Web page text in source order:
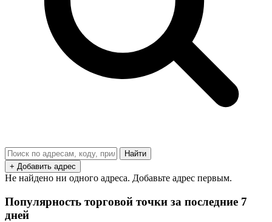
Найти
+ Добавить адрес
Не найдено ни одного адреса. Добавьте адрес первым.
Популярность торговой точки за последние 7
дней